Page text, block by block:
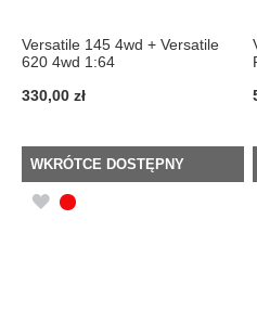
Versatile 145 4wd + Versatile
620 4wd 1:64
330,00 zł
WKRÓTCE DOSTĘPNY
DODAJ